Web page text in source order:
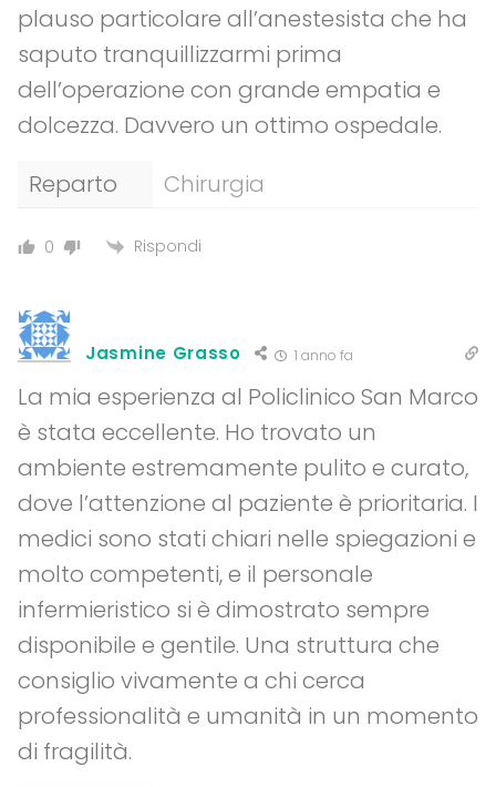
plauso particolare all’anestesista che ha
saputo tranquillizzarmi prima
dell’operazione con grande empatia e
dolcezza. Davvero un ottimo ospedale.
Reparto
Chirurgia
0 Rispondi
Jasmine Grasso 1 anno fa
La mia esperienza al Policlinico San Marco
è stata eccellente. Ho trovato un
ambiente estremamente pulito e curato,
dove l’attenzione al paziente è prioritaria. I
medici sono stati chiari nelle spiegazioni e
molto competenti, e il personale
infermieristico si è dimostrato sempre
disponibile e gentile. Una struttura che
consiglio vivamente a chi cerca
professionalità e umanità in un momento
di fragilità.